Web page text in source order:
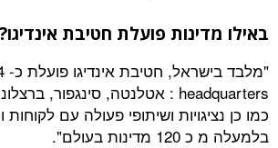
פועלת חטיבת אינדיגו?
"מלבד בישראל, חטיבת אינדיגו פועלת כ- 4
headquarters : אטלנטה, סינגפור, ברצלונה וברזיל.
ושיתופי פעולה עם לקוחות ומפיצים